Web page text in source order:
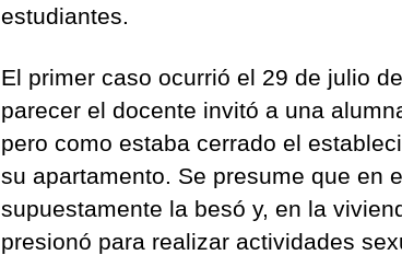
estudiantes.
El primer caso ocurrió el 29 de julio
parecer el docente invitó a una
pero como estaba cerrado el
su apartamento. Se presume que en
supuestamente la besó y, en la
presionó para realizar actividades